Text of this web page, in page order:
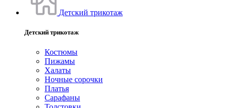
Детский трикотаж
Детский трикотаж
Костюмы
Пижамы
Халаты
Ночные сорочки
Платья
Сарафаны